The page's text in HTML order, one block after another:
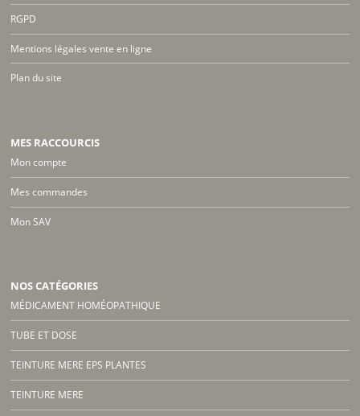
RGPD
Mentions légales vente en ligne
Plan du site
MES RACCOURCIS
Mon compte
Mes commandes
Mon SAV
NOS CATÉGORIES
MÉDICAMENT HOMÉOPATHIQUE
TUBE ET DOSE
TEINTURE MERE EPS PLANTES
TEINTURE MERE